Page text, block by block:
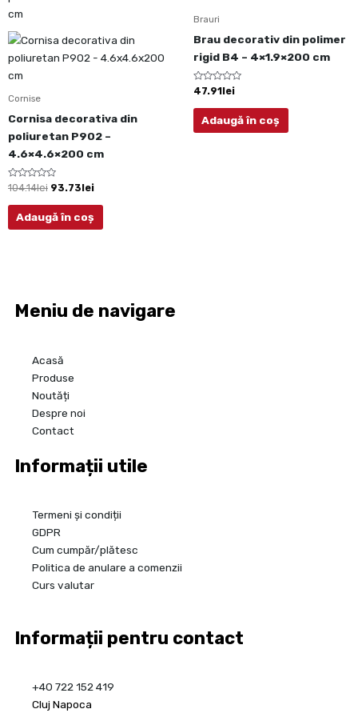
Cornise
Cornisa decorativa din
poliuretan P902 –
4.6×4.6×200 cm
Evaluat
0
din
104.14lei 93.73lei
Adaugă în coș
Brauri
Brau decorativ din polimer
rigid B4 – 4×1.9×200 cm
Evaluat
0
din
47.91lei
Adaugă în coș
Meniu de navigare
Acasă
Produse
Noutăți
Despre noi
Contact
Informații utile
Termeni și condiții
GDPR
Cum cumpăr/plătesc
Politica de anulare a comenzii
Curs valutar
Informații pentru contact
+40 722 152 419
Cluj Napoca